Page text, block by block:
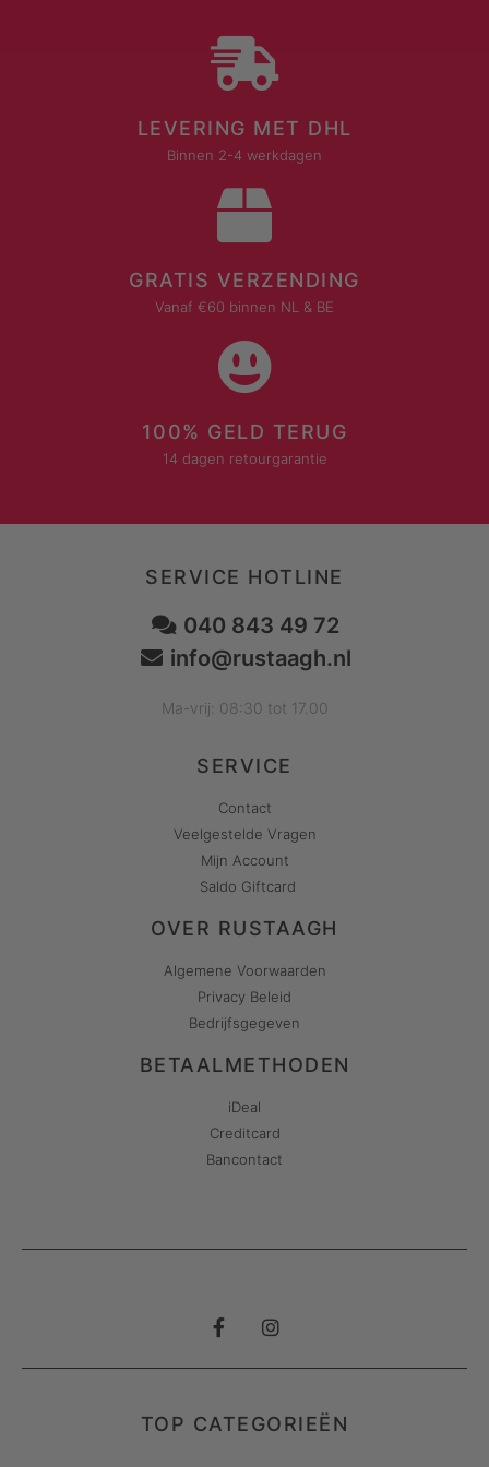
LEVERING MET DHL
Binnen 2-4 werkdagen
GRATIS VERZENDING
Vanaf €60 binnen NL & BE
100% GELD TERUG
14 dagen retourgarantie
SERVICE HOTLINE
040 843 49 72
info@rustaagh.nl
Ma-vrij: 08:30 tot 17.00
SERVICE
Contact
Veelgestelde Vragen
Mijn Account
Saldo Giftcard
OVER RUSTAAGH
Algemene Voorwaarden
Privacy Beleid
Bedrijfsgegeven
BETAALMETHODEN
iDeal
Creditcard
Bancontact
TOP CATEGORIEËN